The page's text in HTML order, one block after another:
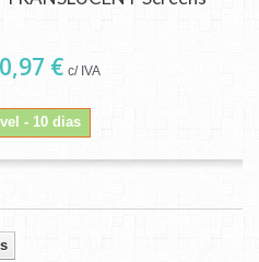
€ c/ IVA
- 10 dias